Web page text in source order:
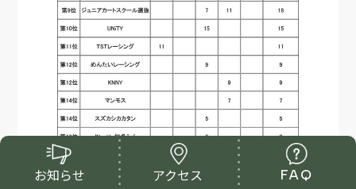
お知らせ アクセス FAQ